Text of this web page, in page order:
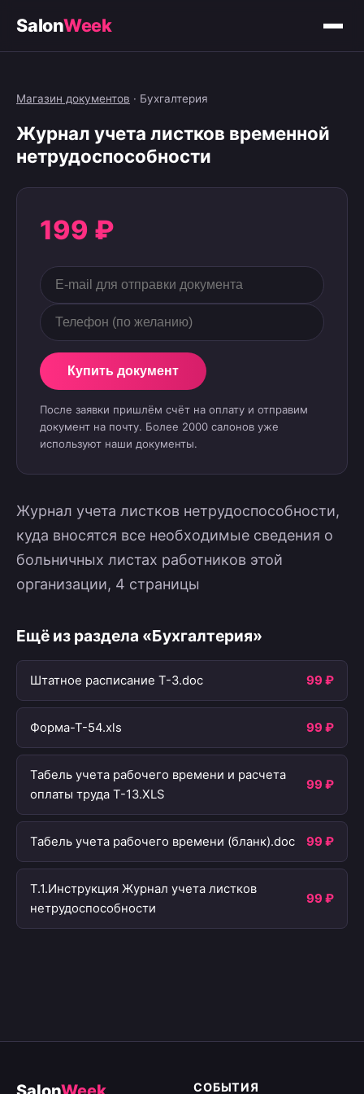
SalonWeek
Магазин документов · Бухгалтерия
Журнал учета листков временной
нетрудоспособности
199 ₽
Купить документ
После заявки пришлём счёт на оплату и отправим
документ на почту. Более 2000 салонов уже
используют наши документы.
Журнал учета листков нетрудоспособности,
куда вносятся все необходимые сведения о
больничных листах работников этой
организации, 4 страницы
Ещё из раздела «Бухгалтерия»
Штатное расписание T-3.doc 99 ₽
Форма-Т-54.xls 99 ₽
Табель учета рабочего времени и расчета
оплаты труда Т-13.XLS
99 ₽
Табель учета рабочего времени (бланк).doc 99 ₽
Т.1.Инструкция Журнал учета листков
нетрудоспособности
99 ₽
СОБЫТИЯ